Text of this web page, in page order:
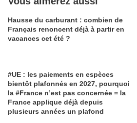
Hausse du carburant : combien de
Français renoncent déjà à partir en
vacances cet été ?
#UE : les paiements en espèces
bientôt plafonnés en 2027, pourquoi
la #France n’est pas concernée = la
France applique déjà depuis
plusieurs années un plafond